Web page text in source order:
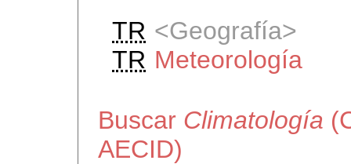
TR
Geografía
TR Meteorología
Buscar Climatología
AECID)